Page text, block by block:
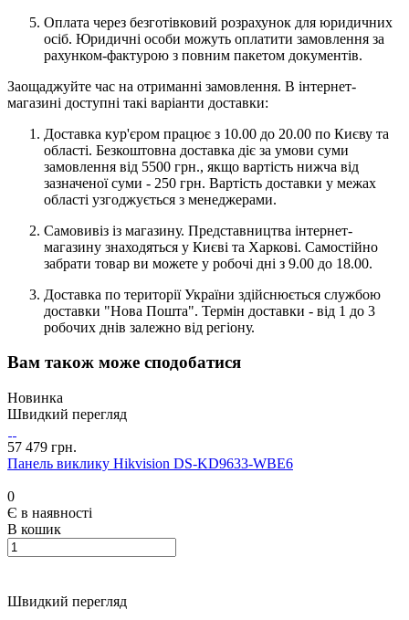
Оплата через безготівковий розрахунок для юридичних
осіб. Юридичні особи можуть оплатити замовлення за
рахунком-фактурою з повним пакетом документів.
Заощаджуйте час на отриманні замовлення. В інтернет-
магазині доступні такі варіанти доставки:
Доставка кур'єром працює з 10.00 до 20.00 по Києву та
області. Безкоштовна доставка діє за умови суми
замовлення від 5500 грн., якщо вартість нижча від
зазначеної суми - 250 грн. Вартість доставки у межах
області узгоджується з менеджерами.
Самовивіз із магазину. Представництва інтернет-
магазину знаходяться у Києві та Харкові. Самостійно
забрати товар ви можете у робочі дні з 9.00 до 18.00.
Доставка по території України здійснюється службою
доставки "Нова Пошта". Термін доставки - від 1 до 3
робочих днів залежно від регіону.
Вам також може сподобатися
Новинка
Швидкий перегляд
57 479 грн.
Панель виклику Hikvision DS-KD9633-WBE6
0
Є в наявності
В кошик
Швидкий перегляд